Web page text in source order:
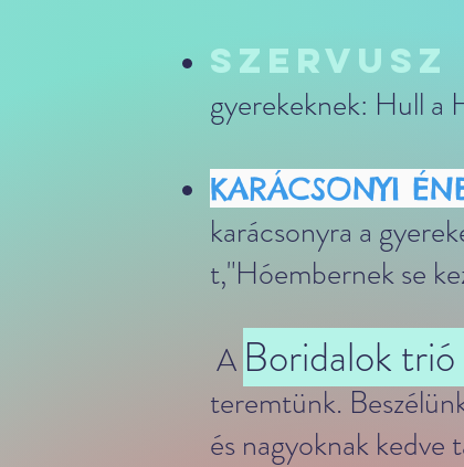
gyerekeknek: Hull a
KARÁCSONYI
karácsonyra a
t,"Hóembernek se
​ A Boridalok
teremtünk.
és nagyoknak kedve